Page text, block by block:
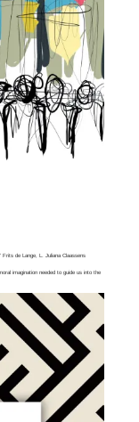
de Lange, L. Juliana Claassens
imagination needed to guide us into the